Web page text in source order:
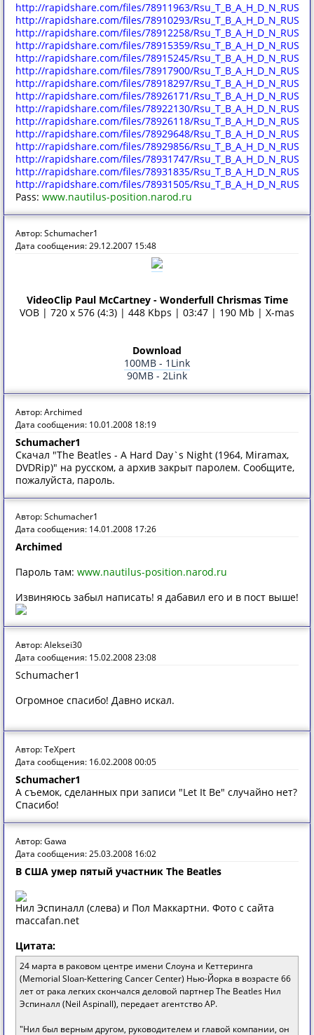
http://rapidshare.com/files/78911963/
http://rapidshare.com/files/78910293/
http://rapidshare.com/files/78912258/
http://rapidshare.com/files/78915359/
http://rapidshare.com/files/78915245/
http://rapidshare.com/files/78917900/
http://rapidshare.com/files/78918297/
http://rapidshare.com/files/78926171/
http://rapidshare.com/files/78922130/
http://rapidshare.com/files/78926118/
http://rapidshare.com/files/78929648/
http://rapidshare.com/files/78929856/
http://rapidshare.com/files/78931747/
http://rapidshare.com/files/78931835/
http://rapidshare.com/files/78931505/
Pass: www.nautilus-position.narod.ru
Автор: Schumacher1
Дата сообщения: 29.12.2007 15:48
VideoClip Paul McCartney - Wonderfull Chrismas Time
VOB | 720 x 576 (4:3) | 448 Kbps | 03:47 | 190 Mb | X-mas
Download
100MB - 1Link
90MB - 2Link
Автор: Archimed
Дата сообщения: 10.01.2008 18:19
Schumacher1
Скачал "The Beatles - A Hard Day`s Night (1964, Miramax,
DVDRip)" на русском, а архив закрыт паролем. Сообщите,
пожалуйста, пароль.
Автор: Schumacher1
Дата сообщения: 14.01.2008 17:26
Archimed
Пароль там: www.nautilus-position.narod.ru
Извиняюсь забыл написать! я дабавил его и в пост выше!
Автор: Aleksei30
Дата сообщения: 15.02.2008 23:08
Schumacher1
Огромное спасибо! Давно искал.
Автор: TeXpert
Дата сообщения: 16.02.2008 00:05
Schumacher1
А съемок, сделанных при записи "Let It Be" случайно нет?
Спасибо!
Автор: Gawa
Дата сообщения: 25.03.2008 16:02
В США умер пятый участник The Beatles
Нил Эспиналл (cлева) и Пол Маккартни. Фото с сайта
maccafan.net
Цитата:
24 марта в раковом центре имени Слоуна и Кеттеринга
(Memorial Sloan-Kettering Cancer Center) Нью-Йорка в возрасте 66
лет от рака легких скончался деловой партнер The Beatles Нил
Эспиналл (Neil Aspinall), передает агентство AP.
"Нил был верным другом, руководителем и главой компании, он